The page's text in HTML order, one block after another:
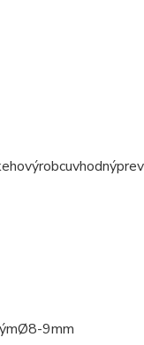
výrobcuvhodnýpre
Ø8-9mm